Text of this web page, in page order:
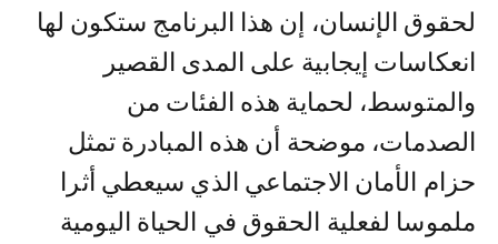
لحقوق الإنسان، إن هذا البرنامج ستكون لها
انعكاسات إيجابية على المدى القصير
والمتوسط، لحماية هذه الفئات من
الصدمات، موضحة أن هذه المبادرة تمثل
حزام الأمان الاجتماعي الذي سيعطي أثرا
ملموسا لفعلية الحقوق في الحياة اليومية